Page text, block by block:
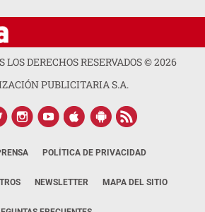
LOS DERECHOS RESERVADOS ©2026
PUBLICITARIA S.A.
POLÍTICA DE PRIVACIDAD
NEWSLETTER MAPA DEL SITIO